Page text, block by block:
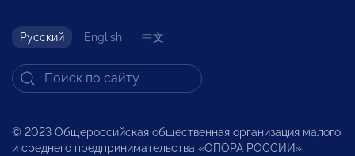
Русский English 中文
© 2023 Общероссийская общественная организация малого
и среднего предпринимательства «ОПОРА РОССИИ».